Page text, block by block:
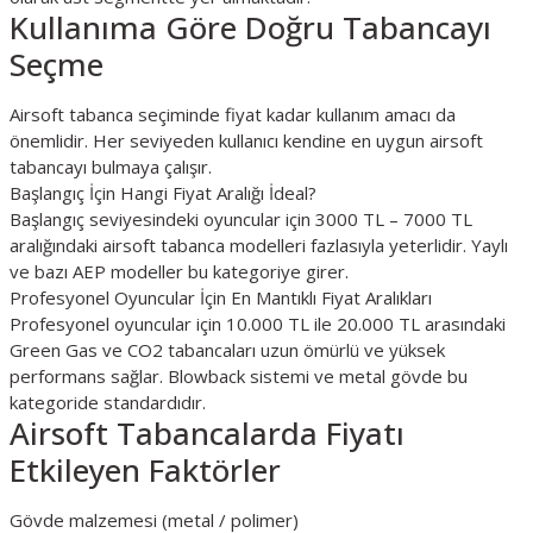
Kullanıma Göre Doğru Tabancayı
Seçme
Airsoft tabanca seçiminde fiyat kadar kullanım amacı da
önemlidir. Her seviyeden kullanıcı kendine en uygun airsoft
tabancayı bulmaya çalışır.
Başlangıç İçin Hangi Fiyat Aralığı İdeal?
Başlangıç seviyesindeki oyuncular için 3000 TL – 7000 TL
aralığındaki airsoft tabanca modelleri fazlasıyla yeterlidir. Yaylı
ve bazı AEP modeller bu kategoriye girer.
Profesyonel Oyuncular İçin En Mantıklı Fiyat Aralıkları
Profesyonel oyuncular için 10.000 TL ile 20.000 TL arasındaki
Green Gas ve CO2 tabancaları uzun ömürlü ve yüksek
performans sağlar. Blowback sistemi ve metal gövde bu
kategoride standardıdır.
Airsoft Tabancalarda Fiyatı
Etkileyen Faktörler
Gövde malzemesi (metal / polimer)